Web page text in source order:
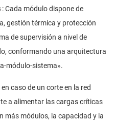
: Cada módulo dispone de
gestión térmica y protección
de supervisión a nivel de
conformando una arquitectura
módulo-sistema».
en caso de un corte en la red
a alimentar las cargas críticas
más módulos, la capacidad y la